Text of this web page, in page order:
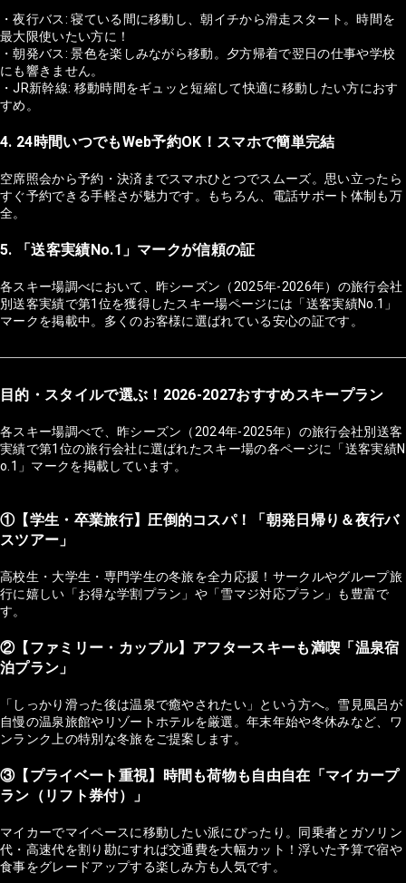
・夜行バス: 寝ている間に移動し、朝イチから滑走スタート。時間を
最大限使いたい方に！
・朝発バス: 景色を楽しみながら移動。夕方帰着で翌日の仕事や学校
にも響きません。
・JR新幹線: 移動時間をギュッと短縮して快適に移動したい方におす
すめ。
4. 24時間いつでもWeb予約OK！スマホで簡単完結
空席照会から予約・決済までスマホひとつでスムーズ。思い立ったら
すぐ予約できる手軽さが魅力です。もちろん、電話サポート体制も万
全。
5. 「送客実績No.1」マークが信頼の証
各スキー場調べにおいて、昨シーズン（2025年-2026年）の旅行会社
別送客実績で第1位を獲得したスキー場ページには「送客実績No.1」
マークを掲載中。多くのお客様に選ばれている安心の証です。
目的・スタイルで選ぶ！2026-2027おすすめスキープラン
各スキー場調べで、昨シーズン（2024年-2025年）の旅行会社別送客
実績で第1位の旅行会社に選ばれたスキー場の各ページに「送客実績N
o.1」マークを掲載しています。
①【学生・卒業旅行】圧倒的コスパ！「朝発日帰り＆夜行バ
スツアー」
高校生・大学生・専門学生の冬旅を全力応援！サークルやグループ旅
行に嬉しい「お得な学割プラン」や「雪マジ対応プラン」も豊富で
す。
②【ファミリー・カップル】アフタースキーも満喫「温泉宿
泊プラン」
「しっかり滑った後は温泉で癒やされたい」という方へ。雪見風呂が
自慢の温泉旅館やリゾートホテルを厳選。年末年始や冬休みなど、ワ
ンランク上の特別な冬旅をご提案します。
③【プライベート重視】時間も荷物も自由自在「マイカープ
ラン（リフト券付）」
マイカーでマイペースに移動したい派にぴったり。同乗者とガソリン
代・高速代を割り勘にすれば交通費を大幅カット！浮いた予算で宿や
食事をグレードアップする楽しみ方も人気です。